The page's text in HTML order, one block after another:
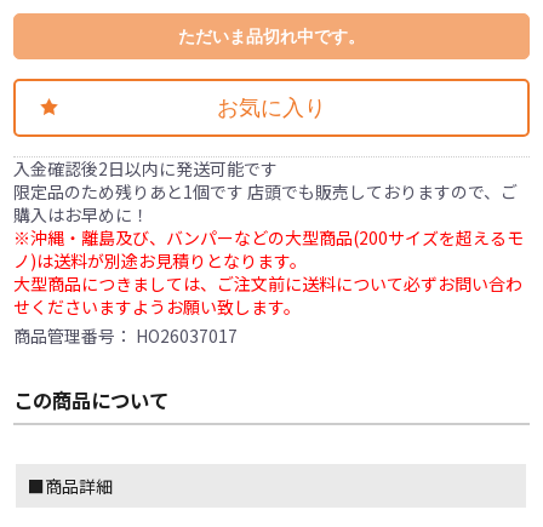
ただいま品切れ中です。
お気に入り
入金確認後2日以内に発送可能です
限定品のため残りあと1個です 店頭でも販売しておりますので、ご
購入はお早めに！
※沖縄・離島及び、バンパーなどの大型商品(200サイズを超えるモ
ノ)は送料が別途お見積りとなります。
大型商品につきましては、ご注文前に送料について必ずお問い合わ
せくださいますようお願い致します。
商品管理番号： HO26037017
この商品について
■商品詳細